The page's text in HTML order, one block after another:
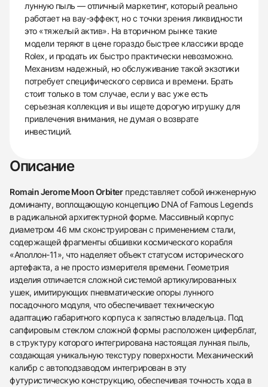
438
285
145
142
205
204
195
150
6
лунную пыль — отличный маркетинг, который реально
работает на вау-эффект, но с точки зрения ликвидности
это «тяжелый актив». На вторичном рынке такие
модели теряют в цене гораздо быстрее классики вроде
Rolex, и продать их быстро практически невозможно.
Механизм надежный, но обслуживание такой экзотики
потребует специфического сервиса и времени. Брать
стоит только в том случае, если у вас уже есть
серьезная коллекция и вы ищете дорогую игрушку для
привлечения внимания, не думая о возврате
инвестиций.
Описание
Romain Jerome Moon Orbiterпредставляет собой инженерную
доминанту, воплощающую концепцию DNA of Famous Legends
в радикальной архитектурной форме. Массивный корпус
диаметром 46 мм сконструирован с применением стали,
содержащей фрагменты обшивки космического корабля
«Аполлон-11», что наделяет объект статусом исторического
артефакта, а не просто измерителя времени. Геометрия
изделия отличается сложной системой артикулированных
ушек, имитирующих пневматические опоры лунного
посадочного модуля, что обеспечивает техническую
адаптацию габаритного корпуса к запястью владельца. Под
сапфировым стеклом сложной формы расположен циферблат,
в структуру которого интегрирована настоящая лунная пыль,
создающая уникальную текстуру поверхности. Механический
калибр с автоподзаводом интегрирован в эту
футуристическую конструкцию, обеспечивая точность хода в